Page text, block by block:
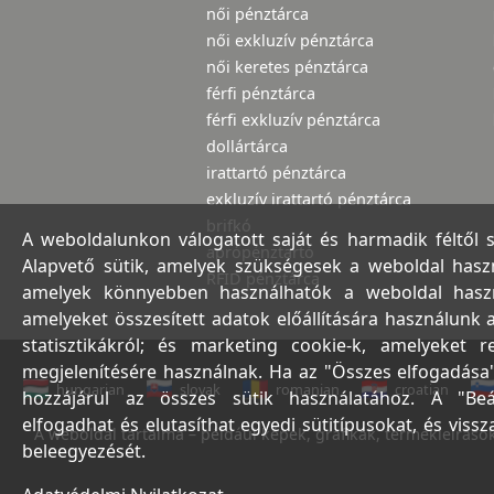
női pénztárca
női exkluzív pénztárca
női keretes pénztárca
férfi pénztárca
férfi exkluzív pénztárca
dollártárca
irattartó pénztárca
exkluzív irattartó pénztárca
brifkó
aprópénztartó
RFID pénztárca
hungarian slovak romanian croatian
A weboldal tartalma – például képek, grafikák,
A weboldalunkon válogatott saját és harmadik féltől
Alapvető sütik, amelyek szükségesek a weboldal
amelyek könnyebben használhatók a weboldal
amelyeket összesített adatok előállítására használunk
statisztikákról; és marketing cookie-k, amelyeket
megjelenítésére használnak. Ha az "Összes
hozzájárul az összes sütik használatához. A
elfogadhat és elutasíthat egyedi sütitípusokat, és
beleegyezését.